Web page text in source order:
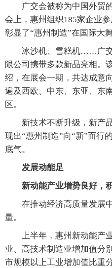
广交会被称为中国外贸的
会上，惠州组织185家企业
彰显了“惠州制造”在国际大
冰沙机、雪糕机……广交
限公司携带多款新品亮相。
绍，在展会一期，共达成意
遍及西欧、中东、东亚、东
区。
新技术不断升级，新产品
现出“惠州制造”向“新”而行
底气。
发展动能足
新动能产业增势良好，积
在推动经济高质量发展中
量。
上半年，惠州新动能产业
业、高技术制造业增加值分
市规模以上工业增加值比重